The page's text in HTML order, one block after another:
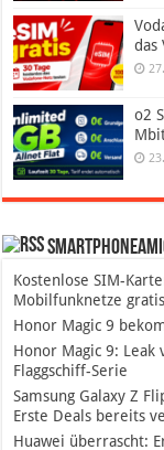
das
o2
Kostenlose SIM-
Mobilfunknetze
Honor Magic 9
Honor Magic 9:
Flaggschiff-Serie
Samsung Galaxy Z
Erste Deals bereits
Huawei überrascht: